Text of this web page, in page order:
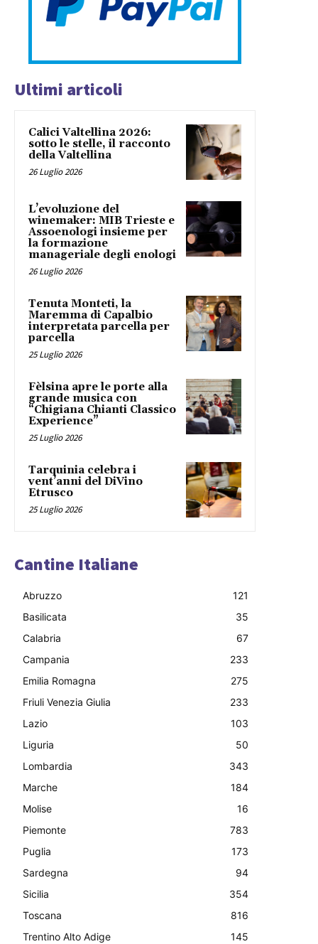
Ultimi articoli
Calici Valtellina 2026:
sotto le stelle, il racconto
della Valtellina
26 Luglio 2026
L’evoluzione del
winemaker: MIB Trieste e
Assoenologi insieme per
la formazione
manageriale degli enologi
26 Luglio 2026
Tenuta Monteti, la
Maremma di Capalbio
interpretata parcella per
parcella
25 Luglio 2026
Fèlsina apre le porte alla
grande musica con
“Chigiana Chianti Classico
Experience”
25 Luglio 2026
Tarquinia celebra i
vent’anni del DiVino
Etrusco
25 Luglio 2026
Cantine Italiane
Abruzzo
121
Basilicata
35
Calabria
67
Campania
233
Emilia Romagna
275
Friuli Venezia Giulia
233
Lazio
103
Liguria
50
Lombardia
343
Marche
184
Molise
16
Piemonte
783
Puglia
173
Sardegna
94
Sicilia
354
Toscana
816
Trentino Alto Adige
145